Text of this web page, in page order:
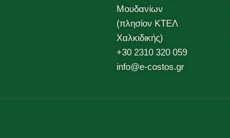
Μουδανίων
(πλησίον ΚΤΕΛ
Χαλκιδικής)
+30 2310 320 059
info@e-costos.gr